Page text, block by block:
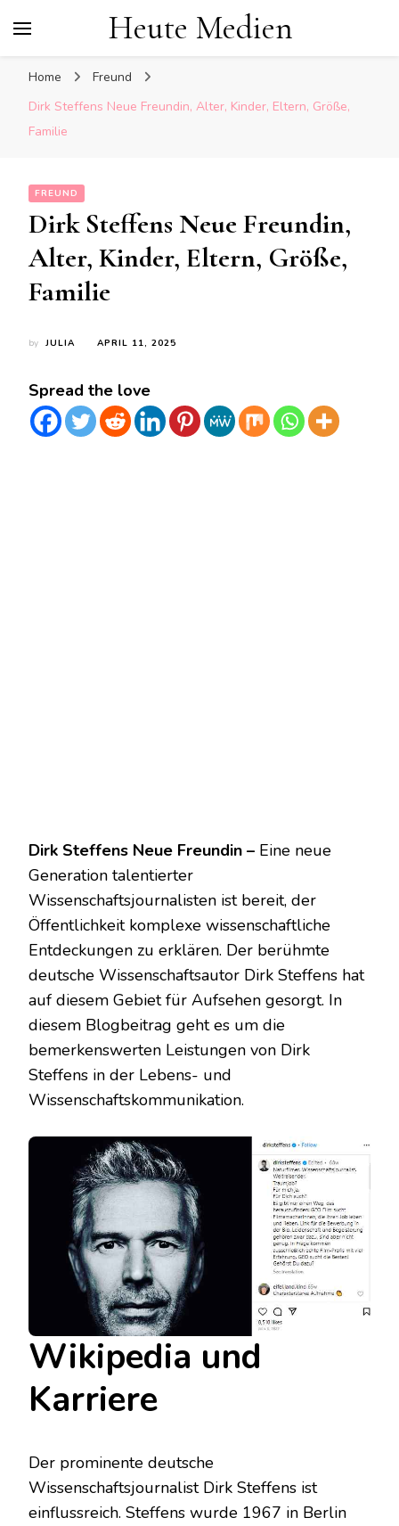
Heute Medien
Home
Freund
Dirk Steffens Neue Freundin, Alter, Kinder, Eltern, Größe,
Familie
FREUND
Dirk Steffens Neue Freundin,
Alter, Kinder, Eltern, Größe,
Familie
by JULIA APRIL 11, 2025
Spread the love
Dirk Steffens Neue Freundin – Eine neue
Generation talentierter
Wissenschaftsjournalisten ist bereit, der
Öffentlichkeit komplexe wissenschaftliche
Entdeckungen zu erklären. Der berühmte
deutsche Wissenschaftsautor Dirk Steffens hat
auf diesem Gebiet für Aufsehen gesorgt. In
diesem Blogbeitrag geht es um die
bemerkenswerten Leistungen von Dirk
Steffens in der Lebens- und
Wissenschaftskommunikation.
Wikipedia und
Karriere
Der prominente deutsche
Wissenschaftsjournalist Dirk Steffens ist
einflussreich. Steffens wurde 1967 in Berlin